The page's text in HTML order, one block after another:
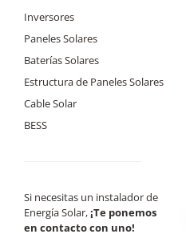
Inversores
Paneles Solares
Baterías Solares
Estructura de Paneles Solares
Cable Solar
BESS
Si necesitas un instalador de
Energía Solar,¡Te ponemos
en contacto con uno!